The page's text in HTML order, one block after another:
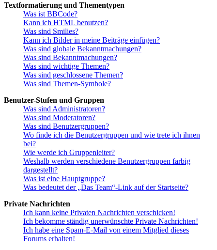
Textformatierung und Thementypen
Was ist BBCode?
Kann ich HTML benutzen?
Was sind Smilies?
Kann ich Bilder in meine Beiträge einfügen?
Was sind globale Bekanntmachungen?
Was sind Bekanntmachungen?
Was sind wichtige Themen?
Was sind geschlossene Themen?
Was sind Themen-Symbole?
Benutzer-Stufen und Gruppen
Was sind Administratoren?
Was sind Moderatoren?
Was sind Benutzergruppen?
Wo finde ich die Benutzergruppen und wie trete ich ihnen
bei?
Wie werde ich Gruppenleiter?
Weshalb werden verschiedene Benutzergruppen farbig
dargestellt?
Was ist eine Hauptgruppe?
Was bedeutet der „Das Team“-Link auf der Startseite?
Private Nachrichten
Ich kann keine Privaten Nachrichten verschicken!
Ich bekomme ständig unerwünschte Private Nachrichten!
Ich habe eine Spam-E-Mail von einem Mitglied dieses
Forums erhalten!